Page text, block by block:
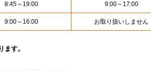
8:45～19:00 9:00～17:00
9:00～16:00 お取り扱いしません
す。